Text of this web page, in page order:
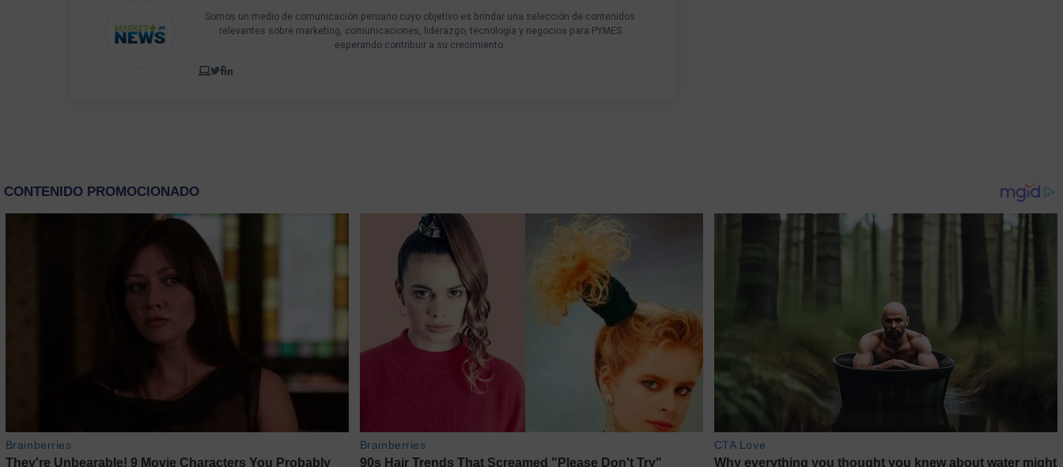
Somos un medio de comunicación peruano cuyo objetivo es brindar una selección de contenidos
relevantes sobre marketing, comunicaciones, liderazgo, tecnología y negocios para PYMES
esperando contribuir a su crecimiento.